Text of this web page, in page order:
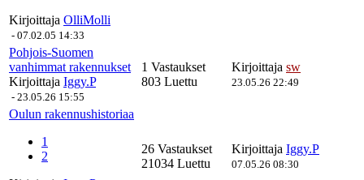
Kirjoittaja OlliMolli
- 07.02.05 14:33
Pohjois-Suomen
vanhimmat rakennukset
Kirjoittaja Iggy.P
- 23.05.26 15:55
1 Vastaukset
803 Luettu
Kirjoittaja sw
23.05.26 22:49
Oulun rakennushistoriaa
1
2
26 Vastaukset
21034 Luettu
Kirjoittaja Iggy.P
07.05.26 08:30